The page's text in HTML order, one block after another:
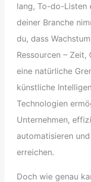
lang, To-do-Listen
deiner Branche
du, dass
Ressourcen –
eine natürliche
künstliche
Technologien
Unternehmen,
automatisieren
erreichen.
Doch wie genau